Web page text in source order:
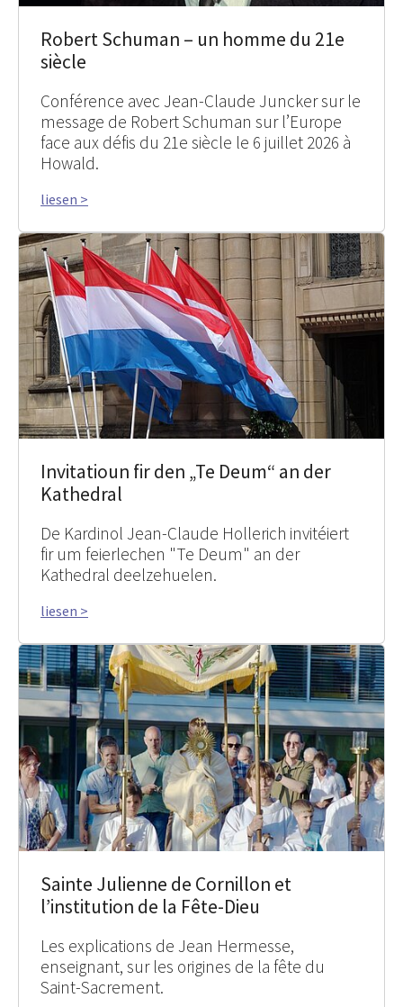
Robert Schuman – un homme du 21e
siècle
Conférence avec Jean-Claude Juncker sur le
message de Robert Schuman sur l’Europe
face aux défis du 21e siècle le 6 juillet 2026 à
Howald.
liesen >
Invitatioun fir den „Te Deum“ an der
Kathedral
De Kardinol Jean-Claude Hollerich invitéiert
fir um feierlechen "Te Deum" an der
Kathedral deelzehuelen.
liesen >
Sainte Julienne de Cornillon et
l’institution de la Fête-Dieu
Les explications de Jean Hermesse,
enseignant, sur les origines de la fête du
Saint-Sacrement.